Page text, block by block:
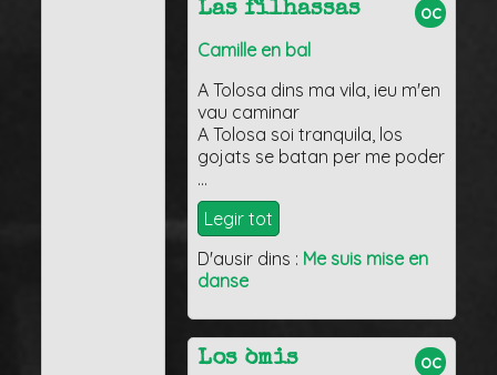
oc
Las filhassas
Camille en bal
A Tolosa dins ma vila, ieu m'en
vau caminar
A Tolosa soi tranquila, los
gojats se batan per me poder
…
Legir tot
D'ausir dins : Me suis mise en
danse
oc
Los òmis